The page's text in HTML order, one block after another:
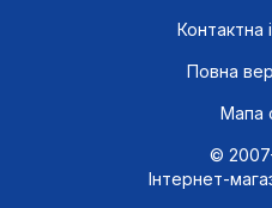
Контактна
Повна
Мапа
©
Інтернет-